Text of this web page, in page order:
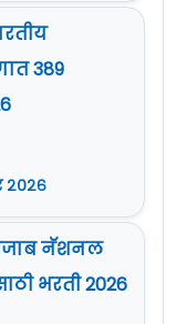
389
२०२६
पंजाब नॅशनल
भरती 2026